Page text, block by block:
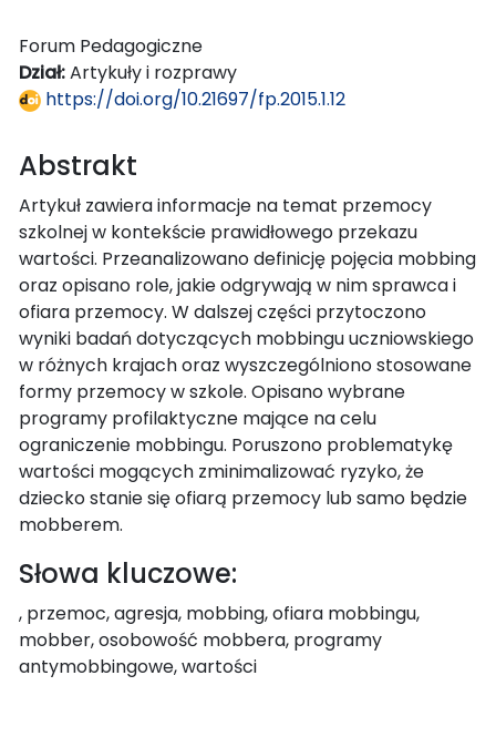
Forum Pedagogiczne
Dział:Artykuły i rozprawy
https://doi.org/10.21697/fp.2015.1.12
Abstrakt
Artykuł zawiera informacje na temat przemocy
szkolnej w kontekście prawidłowego przekazu
wartości. Przeanalizowano definicję pojęcia mobbing
oraz opisano role, jakie odgrywają w nim sprawca i
ofiara przemocy. W dalszej części przytoczono
wyniki badań dotyczących mobbingu uczniowskiego
w różnych krajach oraz wyszczególniono stosowane
formy przemocy w szkole. Opisano wybrane
programy profilaktyczne mające na celu
ograniczenie mobbingu. Poruszono problematykę
wartości mogących zminimalizować ryzyko, że
dziecko stanie się ofiarą przemocy lub samo będzie
mobberem.
Słowa kluczowe:
, przemoc, agresja, mobbing, ofiara mobbingu,
mobber, osobowość mobbera, programy
antymobbingowe, wartości